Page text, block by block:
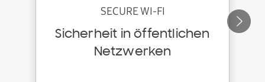
SECURE WI-FI
Sicherheit in öffentlichen
Netzwerken
W